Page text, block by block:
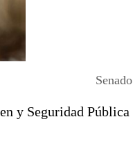
Senado
y Seguridad Pública